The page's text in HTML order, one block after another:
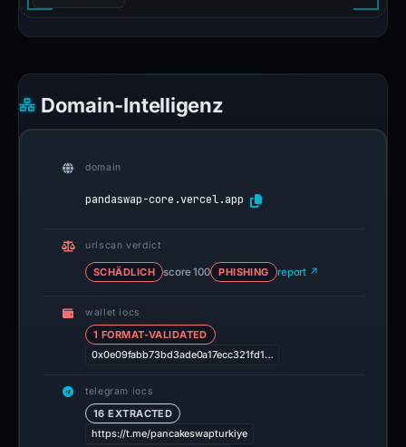
Domain-Intelligenz
domain
pandaswap-core.vercel.app
urlscan verdict
SCHÄDLICH score 100 PHISHING report ↗
wallet iocs
1 FORMAT-VALIDATED
0x0e09fabb73bd3ade0a17ecc321fd1…
telegram iocs
16 EXTRACTED
https://t.me/pancakeswapturkiye